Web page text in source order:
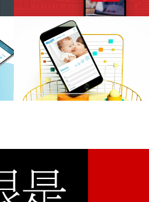
嗨妈宝贝
手机网站建设